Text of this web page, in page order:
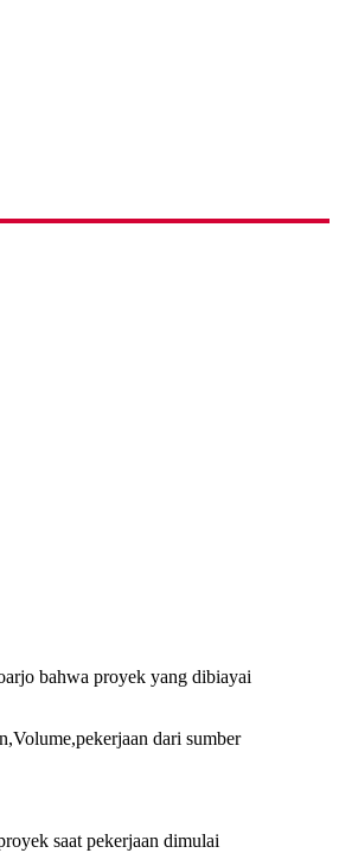
bahwa proyek yang dibiayai
dari sumber
saat pekerjaan dimulai